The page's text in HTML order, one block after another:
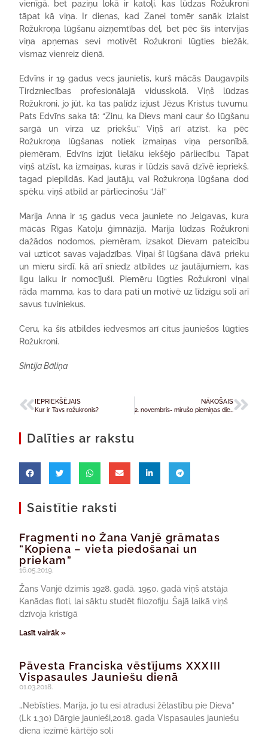
vienīgā, bet paziņu lokā ir katoļi, kas lūdzas Rožukroni
tāpat kā viņa. Ir dienas, kad Zanei tomēr sanāk izlaist
Rožukroņa lūgšanu aizņemtības dēļ, bet pēc šīs intervijas
viņa apņemas sevi motivēt Rožukroni lūgties biežāk,
vismaz vienreiz dienā.
Edvīns ir 19 gadus vecs jaunietis, kurš mācās Daugavpils
Tirdzniecības profesionālajā vidusskolā. Viņš lūdzas
Rožukroni, jo jūt, ka tas palīdz izjust Jēzus Kristus tuvumu.
Pats Edvīns saka tā: “Zinu, ka Dievs mani caur šo lūgšanu
sargā un virza uz priekšu.” Viņš arī atzīst, ka pēc
Rožukroņa lūgšanas notiek izmaiņas viņa personībā,
piemēram, Edvīns izjūt lielāku iekšējo pārliecību. Tāpat
viņš atzīst, ka izmaiņas, kuras ir lūdzis savā dzīvē iepriekš,
tagad piepildās. Kad jautāju, vai Rožukroņa lūgšana dod
spēku, viņš atbild ar pārliecinošu “Jā!”
Marija Anna ir 15 gadus veca jauniete no Jelgavas, kura
mācās Rīgas Katoļu ģimnāzijā. Marija lūdzas Rožukroni
dažādos nodomos, piemēram, izsakot Dievam pateicību
vai uzticot savas vajadzības. Viņai šī lūgšana dāvā prieku
un mieru sirdī, kā arī sniedz atbildes uz jautājumiem, kas
ilgu laiku ir nomocījuši. Piemēru lūgties Rožukroni viņai
rāda mamma, kas to dara pati un motivē uz līdzīgu soli arī
savus tuviniekus.
Ceru, ka šīs atbildes iedvesmos arī citus jauniešos lūgties
Rožukroni.
Sintija Bāliņa
IEPRIEKŠĒJAIS
Kur ir Tavs rožukronis?
NĀKOŠAIS
2. novembris- mirušo piemiņas diena
Dalīties ar rakstu
Saistītie raksti
Fragmenti no Žana Vanjē grāmatas
“Kopiena – vieta piedošanai un
priekam”
16.05.2019.
Žans Vanjē dzimis 1928. gadā. 1950. gadā viņš atstāja
Kanādas floti, lai sāktu studēt filozofiju. Šajā laikā viņš
dzīvoja kristīgā
Lasīt vairāk »
Pāvesta Franciska vēstījums XXXIII
Vispasaules Jauniešu dienā
01.03.2018.
,,Nebīsties, Marija, jo tu esi atradusi žēlastību pie Dieva”
(Lk 1,30) Dārgie jaunieši,2018. gada Vispasaules jauniešu
diena iezīmē kārtējo soli